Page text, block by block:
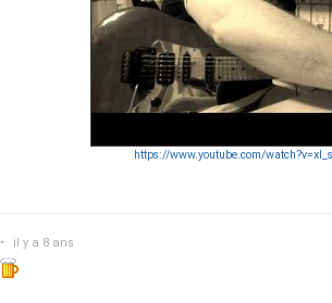
https://www.youtube.com/
• il y a 8 ans